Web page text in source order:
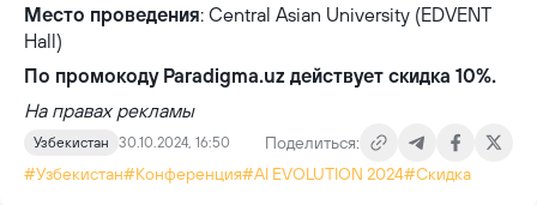
Место проведения: Central Asian University (EDVENT
Hall)
По промокоду Paradigma.uz действует скидка 10%.
На правах рекламы
Узбекистан 30.10.2024, 16:50
Поделиться:
#Узбекистан#Конференция#AI EVOLUTION 2024#Скидка